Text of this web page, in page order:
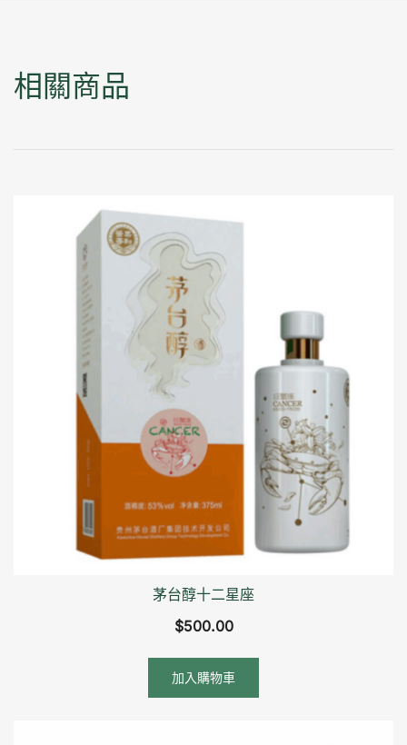
相關商品
茅台醇十二星座
$500.00
加入購物車